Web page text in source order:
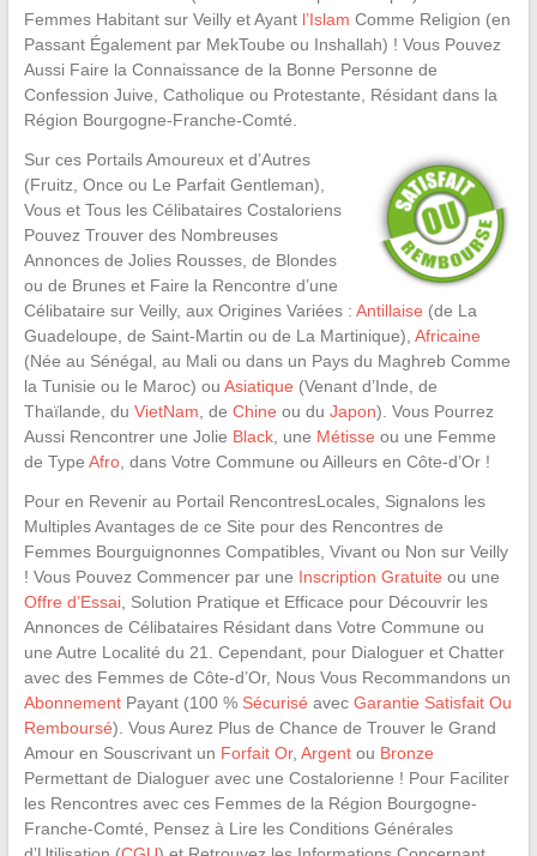
Femmes Habitant sur Veilly et Ayant l’Islam Comme Religion (en
Passant Également par MekToube ou Inshallah) ! Vous Pouvez
Aussi Faire la Connaissance de la Bonne Personne de
Confession Juive, Catholique ou Protestante, Résidant dans la
Région Bourgogne-Franche-Comté.
Sur ces Portails Amoureux et d’Autres
(Fruitz, Once ou Le Parfait Gentleman),
Vous et Tous les Célibataires Costaloriens
Pouvez Trouver des Nombreuses
Annonces de Jolies Rousses, de Blondes
ou de Brunes et Faire la Rencontre d’une
Célibataire sur Veilly, aux Origines Variées : Antillaise (de La
Guadeloupe, de Saint-Martin ou de La Martinique), Africaine
(Née au Sénégal, au Mali ou dans un Pays du Maghreb Comme
la Tunisie ou le Maroc) ou Asiatique (Venant d’Inde, de
Thaïlande, du VietNam , de Chine ou du Japon). Vous Pourrez
Aussi Rencontrer une Jolie Black, une Métisse ou une Femme
de Type Afro, dans Votre Commune ou Ailleurs en Côte-d’Or !
Pour en Revenir au Portail RencontresLocales, Signalons les
Multiples Avantages de ce Site pour des Rencontres de
Femmes Bourguignonnes Compatibles, Vivant ou Non sur Veilly
! Vous Pouvez Commencer par une Inscription Gratuite ou une
Offre d’Essai, Solution Pratique et Efficace pour Découvrir les
Annonces de Célibataires Résidant dans Votre Commune ou
une Autre Localité du 21. Cependant, pour Dialoguer et Chatter
avec des Femmes de Côte-d’Or, Nous Vous Recommandons un
AbonnementPayant (100 % Sécurisé avec Garantie Satisfait Ou
Remboursé). Vous Aurez Plus de Chance de Trouver le Grand
Amour en Souscrivant un Forfait Or, Argentou Bronze
Permettant de Dialoguer avec une Costalorienne ! Pour Faciliter
les Rencontres avec ces Femmes de la Région Bourgogne-
Franche-Comté, Pensez à Lire les Conditions Générales